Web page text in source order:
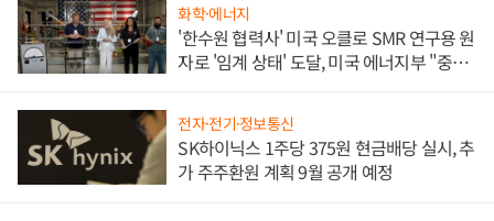
화학·에너지
'한수원 협력사' 미국 오클로 SMR 연구용 원
자로 '임계 상태' 도달, 미국 에너지부 "중요
전자·전기·정보통신
SK하이닉스 1주당 375원 현금배당 실시, 추
가 주주환원 계획 9월 공개 예정